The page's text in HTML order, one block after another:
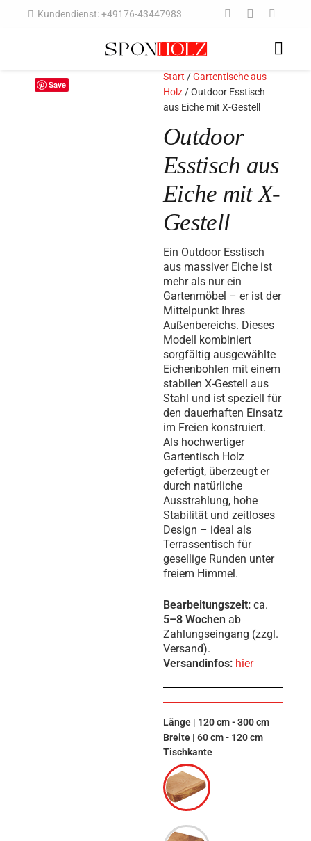
Kundendienst: +49176-43447983
Save
Start /Gartentische aus
Holz/ Outdoor Esstisch
aus Eiche mit X-Gestell
Outdoor
Esstisch aus
Eiche mit X-
Gestell
Ein Outdoor Esstisch
aus massiver Eiche ist
mehr als nur ein
Gartenmöbel – er ist der
Mittelpunkt Ihres
Außenbereichs. Dieses
Modell kombiniert
sorgfältig ausgewählte
Eichenbohlen mit einem
stabilen X-Gestell aus
Stahl und ist speziell für
den dauerhaften Einsatz
im Freien konstruiert.
Als hochwertiger
Gartentisch Holz
gefertigt, überzeugt er
durch natürliche
Ausstrahlung, hohe
Stabilität und zeitloses
Design – ideal als
Terrassentisch für
gesellige Runden unter
freiem Himmel.
Bearbeitungszeit: ca.
5–8 Wochen ab
Zahlungseingang (zzgl.
Versand).
Versandinfos: hier
Länge | 120 cm - 300 cm
Breite | 60 cm - 120 cm
Tischkante